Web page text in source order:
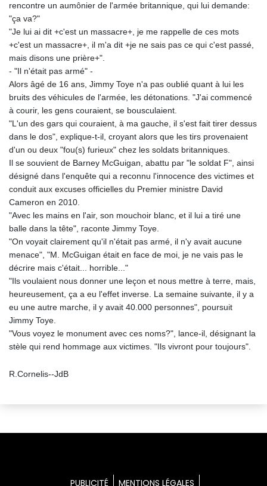
rencontre un aumônier de l'armée britannique, qui lui demande:
"ça va?"
"Je lui ai dit +c'est un massacre+, je me rappelle de ces mots
+c'est un massacre+, il m'a dit +je ne sais pas ce qui c'est passé,
mais disons une prière+".
- "Il n'était pas armé" -
Alors âgé de 16 ans, Jimmy Toye n'a pas oublié quant à lui les
bruits des véhicules de l'armée, les détonations. "J'ai commencé
à courir, les gens couraient, se bousculaient.
"L'un des gars qui couraient, à ma gauche, il s'est fait tirer dessus
dans le dos", explique-t-il, croyant alors que les tirs provenaient
d'un ou deux "fou(s) furieux" chez les soldats britanniques.
Il se souvient de Barney McGuigan, abattu par "le soldat F", ainsi
désigné dans l'enquête qui a reconnu l'innocence des victimes et
conduit aux excuses officielles du Premier ministre David
Cameron en 2010.
"Avec les mains en l'air, son mouchoir blanc, et il lui a tiré une
balle dans la tête", raconte Jimmy Toye.
"On voyait clairement qu'il n'était pas armé, il n'y avait aucune
menace", "M. McGuigan était en face de moi, je ne vais pas le
décrire mais c'était... horrible..."
"Ils voulaient nous donner une leçon et nous mettre à terre, mais,
heureusement, ça a eu l'effet inverse. La semaine suivante, il y a
eu une autre marche, il y avait 40.000 personnes", poursuit
Jimmy Toye.
"Vous voyez le monument avec ces noms?", lance-il, désignant la
stèle qui rend hommage aux victimes. "Ils vivront pour toujours".
R.Cornelis--JdB
PUBLICITÉ MENTIONS LÉGALES